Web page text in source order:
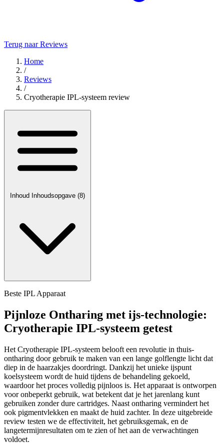
Terug naar Reviews
Home
/
Reviews
/
Cryotherapie IPL-systeem review
Inhoud Inhoudsopgave (8)
Beste IPL Apparaat
Pijnloze Ontharing met ijs-technologie:
Cryotherapie IPL-systeem getest
Het Cryotherapie IPL-systeem belooft een revolutie in thuis-
ontharing door gebruik te maken van een lange golflengte licht dat
diep in de haarzakjes doordringt. Dankzij het unieke ijspunt
koelsysteem wordt de huid tijdens de behandeling gekoeld,
waardoor het proces volledig pijnloos is. Het apparaat is ontworpen
voor onbeperkt gebruik, wat betekent dat je het jarenlang kunt
gebruiken zonder dure cartridges. Naast ontharing vermindert het
ook pigmentvlekken en maakt de huid zachter. In deze uitgebreide
review testen we de effectiviteit, het gebruiksgemak, en de
langetermijnresultaten om te zien of het aan de verwachtingen
voldoet.